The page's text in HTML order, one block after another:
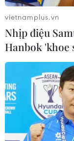
vietnamplus.vn
Nhịp điệu
Hanbok 'khoe